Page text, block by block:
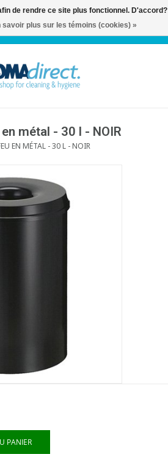
0 Articles
métal - 30 l - NOIR
EN MÉTAL - 30 L - NOIR
PANIER
de rendre ce site plus fonctionnel. D'accord?
savoir plus sur les témoins (cookies) »